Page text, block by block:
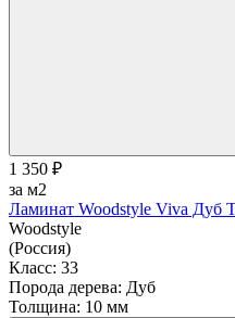
1 350 ₽
за м2
Ламинат Woodstyle Viva Дуб
Woodstyle
(Россия)
Класс: 33
Порода дерева: Дуб
Толщина: 10 мм